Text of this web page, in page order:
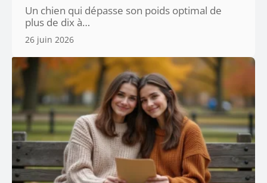
Un chien qui dépasse son poids optimal de
plus de dix à…
26 juin 2026